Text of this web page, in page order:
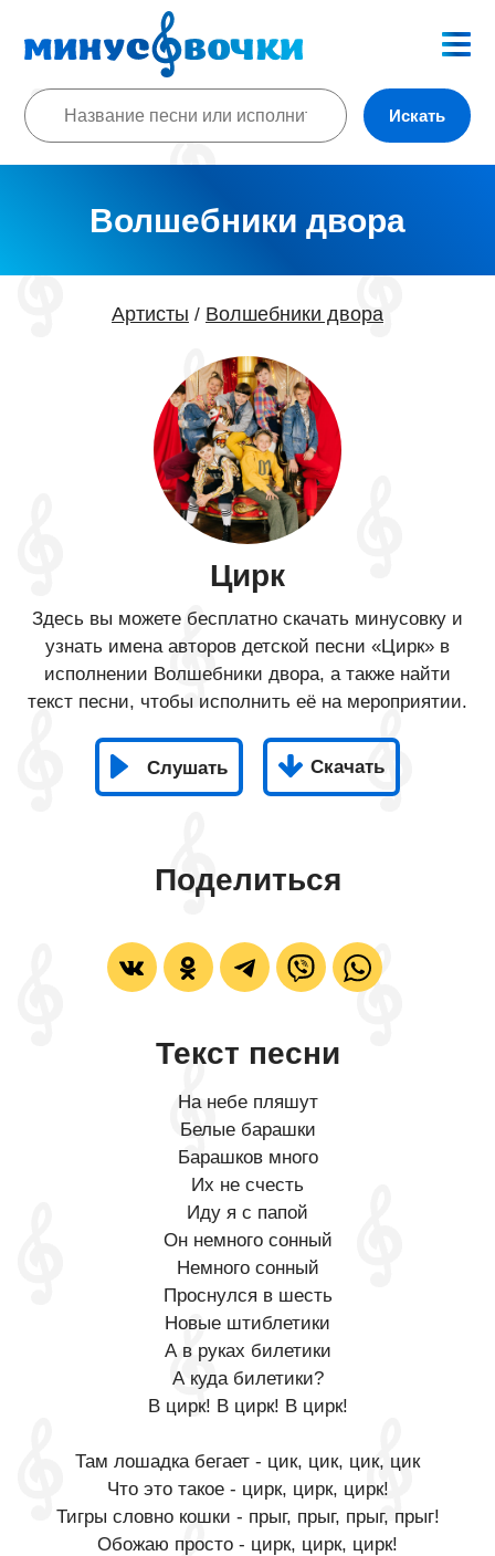
Искать
Волшебники двора
Артисты / Волшебники двора
Цирк
Здесь вы можете бесплатно скачать минусовку и
узнать имена авторов детской песни «Цирк» в
исполнении Волшебники двора, а также найти
текст песни, чтобы исполнить её на мероприятии.
Слушать Скачать
Поделиться
Текст песни
На небе пляшут
Белые барашки
Барашков много
Их не счесть
Иду я с папой
Он немного сонный
Немного сонный
Проснулся в шесть
Новые штиблетики
А в руках билетики
А куда билетики?
В цирк! В цирк! В цирк!
Там лошадка бегает - цик, цик, цик, цик
Что это такое - цирк, цирк, цирк!
Тигры словно кошки - прыг, прыг, прыг, прыг!
Обожаю просто - цирк, цирк, цирк!